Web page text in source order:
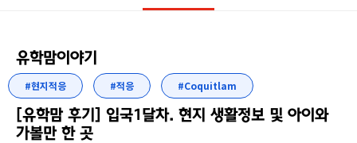
유학맘이야기
#현지적응 #적응 #Coquitlam
[유학맘 후기] 입국1달차. 현지 생활정보 및 아이와
가볼만 한 곳